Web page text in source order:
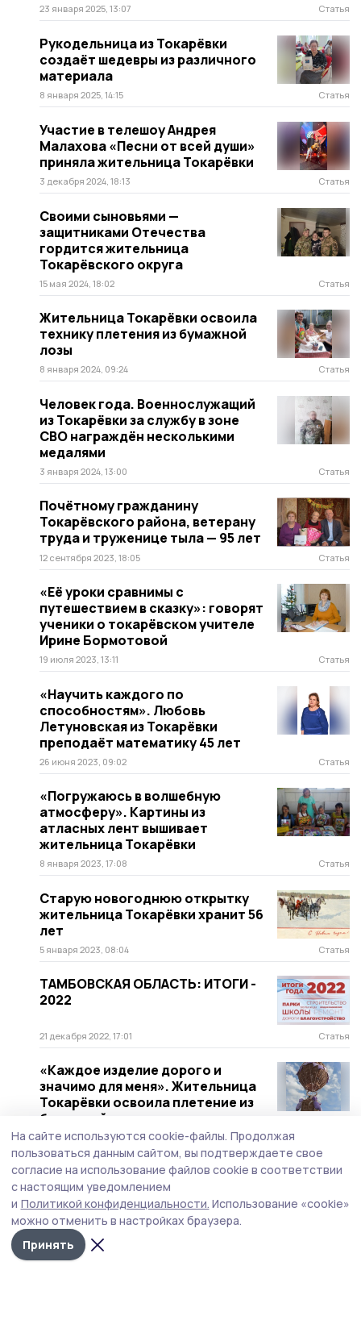
23 января 2025, 13:07 Статья
Рукодельница из Токарёвки
создаёт шедевры из различного
материала
8 января 2025, 14:15 Статья
Участие в телешоу Андрея
Малахова «Песни от всей души»
приняла жительница Токарёвки
3 декабря 2024, 18:13 Статья
Своими сыновьями —
защитниками Отечества
гордится жительница
Токарёвского округа
15 мая 2024, 18:02 Статья
Жительница Токарёвки освоила
технику плетения из бумажной
лозы
8 января 2024, 09:24 Статья
Человек года. Военнослужащий
из Токарёвки за службу в зоне
СВО награждён несколькими
медалями
3 января 2024, 13:00 Статья
Почётному гражданину
Токарёвского района, ветерану
труда и труженице тыла — 95 лет
12 сентября 2023, 18:05 Статья
«Её уроки сравнимы с
путешествием в сказку»: говорят
ученики о токарёвском учителе
Ирине Бормотовой
19 июля 2023, 13:11 Статья
«Научить каждого по
способностям». Любовь
Летуновская из Токарёвки
преподаёт математику 45 лет
26 июня 2023, 09:02 Статья
«Погружаюсь в волшебную
атмосферу». Картины из
атласных лент вышивает
жительница Токарёвки
8 января 2023, 17:08 Статья
Старую новогоднюю открытку
жительница Токарёвки хранит 56
лет
5 января 2023, 08:04 Статья
ТАМБОВСКАЯ ОБЛАСТЬ: ИТОГИ -
2022
21 декабря 2022, 17:01 Статья
«Каждое изделие дорого и
значимо для меня». Жительница
Токарёвки освоила плетение из
бумажной лозы
14 августа 2022, 08:55
На сайте используются cookie-файлы. Продолжая
пользоваться данным сайтом, вы подтверждаете свое
согласие на использование файлов cookie в соответствии
с настоящим уведомлением
и Политикой конфиденциальности. Использование «cookie»
можно отменить в настройках браузера.
Принять